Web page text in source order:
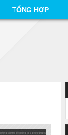
TỔNG HỢP